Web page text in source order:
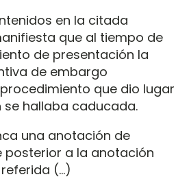
en la citada
que al tiempo de
de presentación la
de embargo
que dio lugar
hallaba caducada.
una anotación de
posterior a la anotación
(…)